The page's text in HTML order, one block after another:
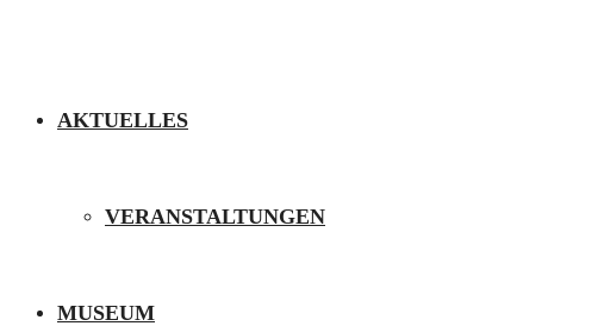
AKTUELLES
VERANSTALTUNGEN
MUSEUM